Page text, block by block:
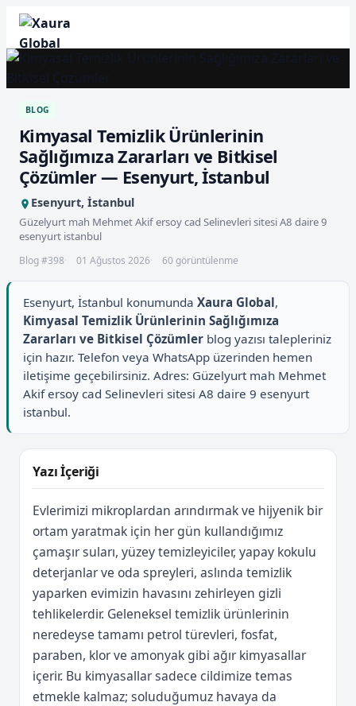
BLOG
Kimyasal Temizlik Ürünlerinin
Sağlığımıza Zararları ve Bitkisel
Çözümler — Esenyurt, İstanbul
Esenyurt, İstanbul
Güzelyurt mah Mehmet Akif ersoy cad Selinevleri sitesi A8 daire 9
esenyurt istanbul
Blog #398 01 Ağustos 2026 60 görüntülenme
Esenyurt, İstanbul konumunda Xaura Global,
Kimyasal Temizlik Ürünlerinin Sağlığımıza
Zararları ve Bitkisel Çözümlerblog yazısı talepleriniz
için hazır. Telefon veya WhatsApp üzerinden hemen
iletişime geçebilirsiniz. Adres: Güzelyurt mah Mehmet
Akif ersoy cad Selinevleri sitesi A8 daire 9 esenyurt
istanbul.
Yazı İçeriği
Evlerimizi mikroplardan arındırmak ve hijyenik bir
ortam yaratmak için her gün kullandığımız
çamaşır suları, yüzey temizleyiciler, yapay kokulu
deterjanlar ve oda spreyleri, aslında temizlik
yaparken evimizin havasını zehirleyen gizli
tehlikelerdir. Geleneksel temizlik ürünlerinin
neredeyse tamamı petrol türevleri, fosfat,
paraben, klor ve amonyak gibi ağır kimyasallar
içerir. Bu kimyasallar sadece cildimize temas
etmekle kalmaz; soluduğumuz havaya da